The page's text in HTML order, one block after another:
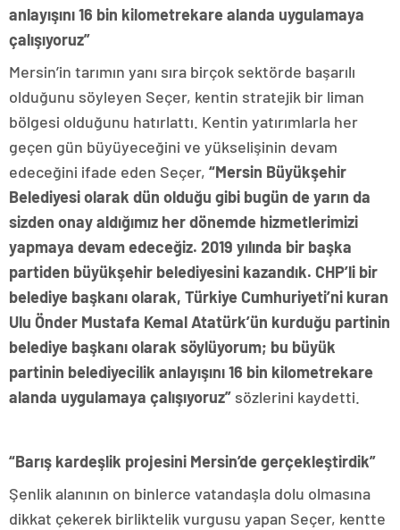
anlayışını 16 bin kilometrekare alanda uygulamaya
çalışıyoruz”
Mersin’in tarımın yanı sıra birçok sektörde başarılı
olduğunu söyleyen Seçer, kentin stratejik bir liman
bölgesi olduğunu hatırlattı. Kentin yatırımlarla her
geçen gün büyüyeceğini ve yükselişinin devam
edeceğini ifade eden Seçer, “Mersin Büyükşehir
Belediyesi olarak dün olduğu gibi bugün de yarın da
sizden onay aldığımız her dönemde hizmetlerimizi
yapmaya devam edeceğiz. 2019 yılında bir başka
partiden büyükşehir belediyesini kazandık. CHP’li bir
belediye başkanı olarak, Türkiye Cumhuriyeti’ni kuran
Ulu Önder Mustafa Kemal Atatürk’ün kurduğu partinin
belediye başkanı olarak söylüyorum; bu büyük
partinin belediyecilik anlayışını 16 bin kilometrekare
alanda uygulamaya çalışıyoruz” sözlerini kaydetti.
“Barış kardeşlik projesini Mersin’de gerçekleştirdik”
Şenlik alanının on binlerce vatandaşla dolu olmasına
dikkat çekerek birliktelik vurgusu yapan Seçer, kentte